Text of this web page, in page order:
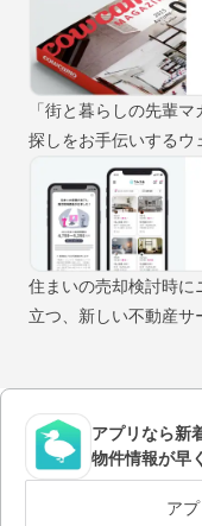
「街と暮らしの先輩
探しをお手伝いするウ
住まいの売却検討時に
立つ、新しい不動産サ
アプリなら新
物件情報が早
ア